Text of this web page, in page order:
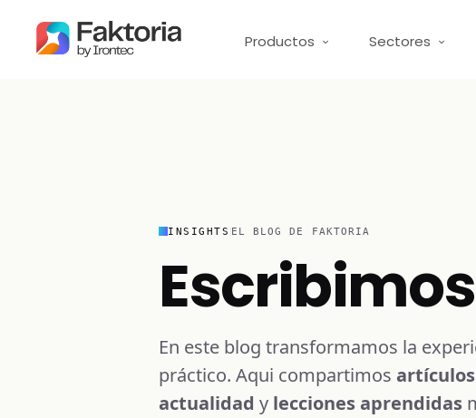
Productos Sectores
INSIGHTS EL BLOG DE FAKTORIA
Escribimos
En este blog transformamos la
práctico. Aqui compartimos
actualidad y lecciones aprendidas